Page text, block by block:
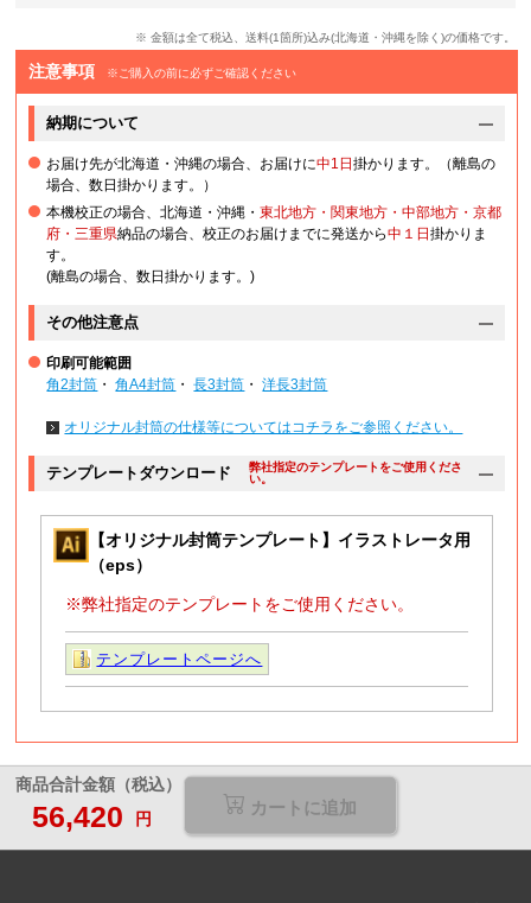
※ 金額は全て税込、送料(1箇所)込み(北海道・沖縄を除く)の価格です。
注意事項 ※ご購入の前に必ずご確認ください
納期について
お届け先が北海道・沖縄の場合、お届けに中1日掛かります。（離島の
場合、数日掛かります。）
本機校正の場合、北海道・沖縄・東北地方・関東地方・中部地方・京都
府・三重県納品の場合、校正のお届けまでに発送から中１日掛かりま
す。
(離島の場合、数日掛かります。)
その他注意点
印刷可能範囲
角2封筒 ・角A4封筒 ・長3封筒 ・洋長3封筒
オリジナル封筒の仕様等についてはコチラをご参照ください。
テンプレートダウンロード
弊社指定のテンプレートをご使用くださ
い。
【オリジナル封筒テンプレート】イラストレータ用
（eps）
※弊社指定のテンプレートをご使用ください。
テンプレートページへ
商品合計金額（税込）
56,420 円
カートに追加